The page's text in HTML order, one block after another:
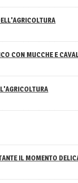
CON MUCCHE E
IL MOMENTO